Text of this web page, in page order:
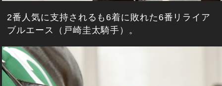
2番人気に支持されるも6着に敗れた6番リライア
ブルエース（戸崎圭太騎手）。